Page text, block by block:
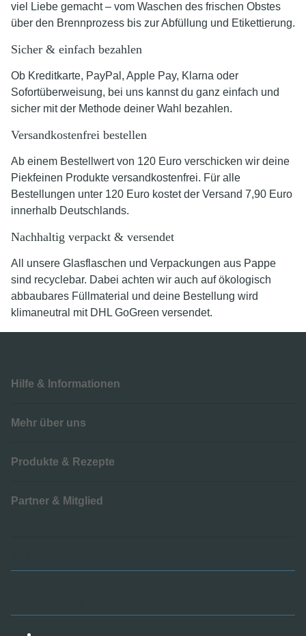
viel Liebe gemacht – vom Waschen des frischen Obstes
über den Brennprozess bis zur Abfüllung und Etikettierung.
Sicher & einfach bezahlen
Ob Kreditkarte, PayPal, Apple Pay, Klarna oder
Sofortüberweisung, bei uns kannst du ganz einfach und
sicher mit der Methode deiner Wahl bezahlen.
Versandkostenfrei bestellen
Ab einem Bestellwert von 120 Euro verschicken wir deine
Piekfeinen Produkte versandkostenfrei. Für alle
Bestellungen unter 120 Euro kostet der Versand 7,90 Euro
innerhalb Deutschlands.
Nachhaltig verpackt & versendet
All unsere Glasflaschen und Verpackungen aus Pappe
sind recyclebar. Dabei achten wir auch auf ökologisch
abbaubares Füllmaterial und deine Bestellung wird
klimaneutral mit DHL GoGreen versendet.
Hilfe & Informationen
Mehr über uns
Produkte & Rezepte
Partner & Mitglied